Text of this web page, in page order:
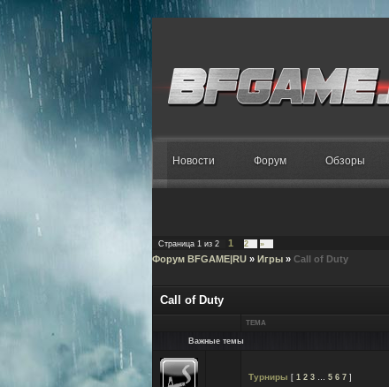
Новости Форум Обзоры
Страница 1 из 2 1 2 »
Форум BFGAME|RU » Игры » Call of Duty
Call of Duty
ТЕМА
Важные темы
Турниры [ 1 2 3 … 5 6 7 ]